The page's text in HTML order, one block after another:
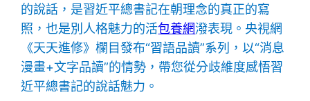
的說話，是習近平總書記在朝理念的真正的寫
照，也是別人格魅力的活包養網潑表現。央視網
《天天進修》欄目發布“習語品讀”系列，以“消息
漫畫+文字品讀”的情勢，帶您從分歧維度感悟習
近平總書記的說話魅力。